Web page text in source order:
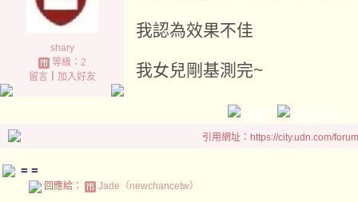
shary
等級：2
留言｜ 加入好友
我認為效果不佳
我女兒剛基測完~
引用網址：https://city.udn.com/
= =
回應給： Jade（newchancetw）